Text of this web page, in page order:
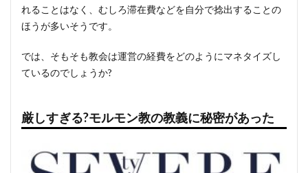
れることはなく、むしろ滞在費などを自分で捻出することの
ほうが多いそうです。
では、そもそも教会は運営の経費をどのようにマネタイズし
ているのでしょうか?
厳しすぎる?モルモン教の教義に秘密があった